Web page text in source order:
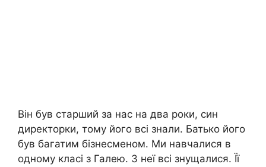
Він був старший за нас на два роки, син
директорки, тому його всі знали. Батько його
був багатим бізнесменом. Ми навчалися в
одному класі з Галею. З неї всі знущалися. Її